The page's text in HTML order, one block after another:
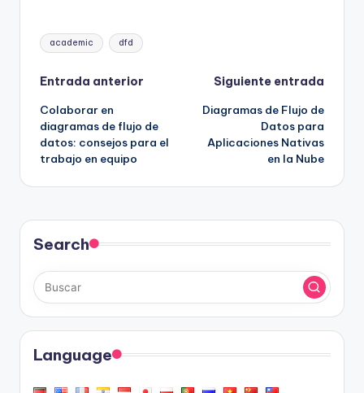
Etiquetas:
academic dfd
Navegación
de
entradas
Entrada anterior
Colaborar en
diagramas de flujo de
datos: consejos para el
trabajo en equipo
Siguiente entrada
Diagramas de Flujo de
Datos para
Aplicaciones Nativas
en la Nube
Search
Language